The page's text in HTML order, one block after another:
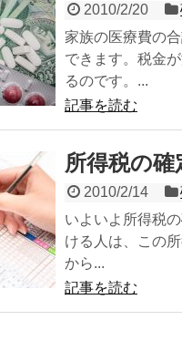
2010/2/20
家族の医療費の
できます。税金
るのです。...
記事を読む
所得税の
2010/2/14
いよいよ所得税
ける人は、この
から...
記事を読む